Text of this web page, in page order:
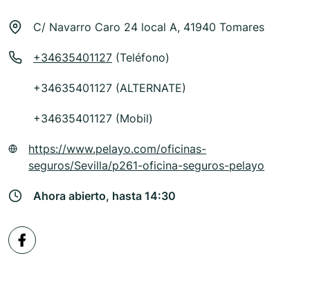
C/ Navarro Caro 24 local A, 41940 Tomares
+34635401127 (Teléfono)
+34635401127 (ALTERNATE)
+34635401127 (Mobil)
https://www.pelayo.com/oficinas-
seguros/Sevilla/p261-oficina-seguros-pelayo
Ahora abierto, hasta 14:30